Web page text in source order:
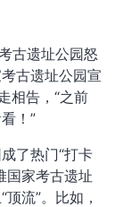
古遗址公园怒
古遗址公园宣
相告，“之前
！”
了热门“打卡
国家考古遗址
流”。比如，